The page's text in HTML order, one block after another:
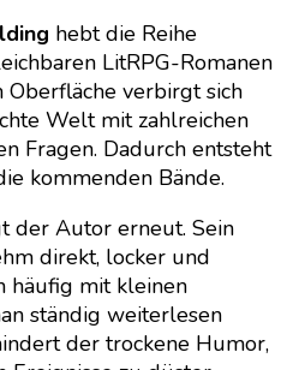
hebt die Reihe
LitRPG-Romanen
verbirgt sich
Welt mit zahlreichen
Fragen. Dadurch entsteht
kommenden Bände.
der Autor erneut. Sein
direkt, locker und
häufig mit kleinen
ständig weiterlesen
der trockene Humor,